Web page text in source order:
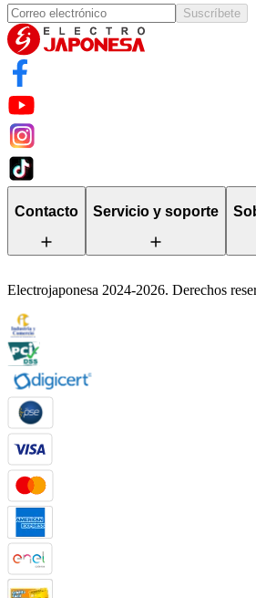
Suscríbete
Contacto Servicio y soporte
Electrojaponesa 2024-2026. Derechos